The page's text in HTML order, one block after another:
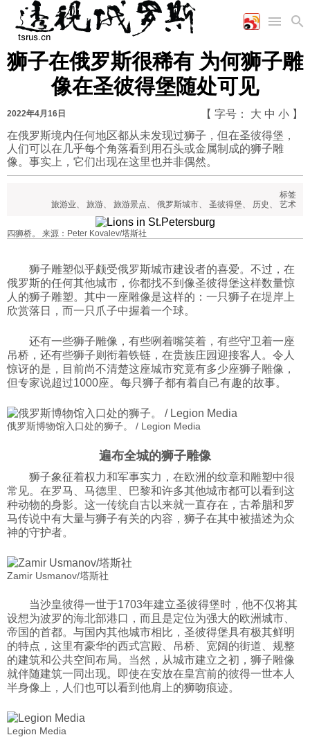
首页
国际
时政
陆军
军事合作
评论
经济
工业
能源
农业
科技
社会
文化
美食
娱乐
体育
旅游
视听
图片新闻
高清图片
漫画
视频
图表
狮子在俄罗斯很稀有 为何狮子雕
像在圣彼得堡随处可见
2022年4月16日 【 字号： 大 中 小 】
在俄罗斯境内任何地区都从未发现过狮子，但在圣彼得堡，
人们可以在几乎每个角落看到用石头或金属制成的狮子雕
像。事实上，它们出现在这里也并非偶然。
标签
旅游业、 旅游、 旅游景点、 俄罗斯城市、 圣彼得堡、 历史 、 艺术
四狮桥。 来源：Peter Kovalev/塔斯社
狮子雕塑似乎颇受俄罗斯城市建设者的喜爱。不过，在
俄罗斯的任何其他城市，你都找不到像圣彼得堡这样数量惊
人的狮子雕塑。其中一座雕像是这样的：一只狮子在堤岸上
欣赏落日，而一只爪子中握着一个球。
还有一些狮子雕像，有些咧着嘴笑着，有些守卫着一座
吊桥，还有些狮子则衔着铁链，在贵族庄园迎接客人。令人
惊讶的是，目前尚不清楚这座城市究竟有多少座狮子雕像，
但专家说超过1000座。每只狮子都有着自己有趣的故事。
俄罗斯博物馆入口处的狮子。 / Legion Media
遍布全城的狮子雕像
狮子象征着权力和军事实力，在欧洲的纹章和雕塑中很
常见。在罗马、马德里、巴黎和许多其他城市都可以看到这
种动物的身影。这一传统自古以来就一直存在，古希腊和罗
马传说中有大量与狮子有关的内容，狮子在其中被描述为众
神的守护者。
Zamir Usmanov/塔斯社
当沙皇彼得一世于1703年建立圣彼得堡时，他不仅将其
设想为波罗的海北部港口，而且是定位为强大的欧洲城市、
帝国的首都。与国内其他城市相比，圣彼得堡具有极其鲜明
的特点，这里有豪华的西式宫殿、吊桥、宽阔的街道、规整
的建筑和公共空间布局。当然，从城市建立之初，狮子雕像
就伴随建筑一同出现。即使在安放在皇宫前的彼得一世本人
半身像上，人们也可以看到他肩上的狮吻痕迹。
Legion Media